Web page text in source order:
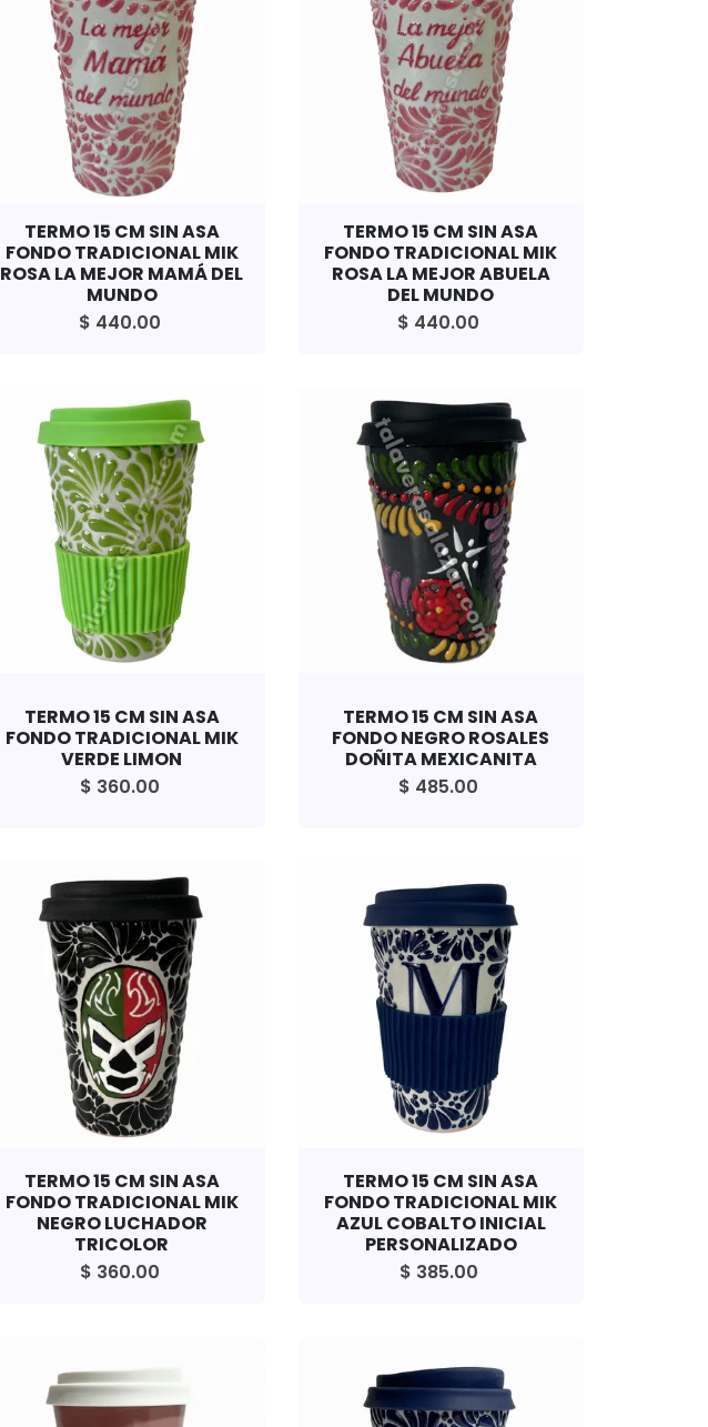
TERMO 15 CM SIN ASA
FONDO TRADICIONAL MIK
ROSA LA MEJOR MAMÁ DEL
MUNDO
$ 440.00
TERMO 15 CM SIN ASA
FONDO TRADICIONAL MIK
ROSA LA MEJOR ABUELA
DEL MUNDO
$ 440.00
TERMO 15 CM SIN ASA
FONDO TRADICIONAL MIK
VERDE LIMON
$ 360.00
TERMO 15 CM SIN ASA
FONDO NEGRO ROSALES
DOÑITA MEXICANITA
$ 485.00
TERMO 15 CM SIN ASA
FONDO TRADICIONAL MIK
NEGRO LUCHADOR
TRICOLOR
$ 360.00
TERMO 15 CM SIN ASA
FONDO TRADICIONAL MIK
AZUL COBALTO INICIAL
PERSONALIZADO
$ 385.00